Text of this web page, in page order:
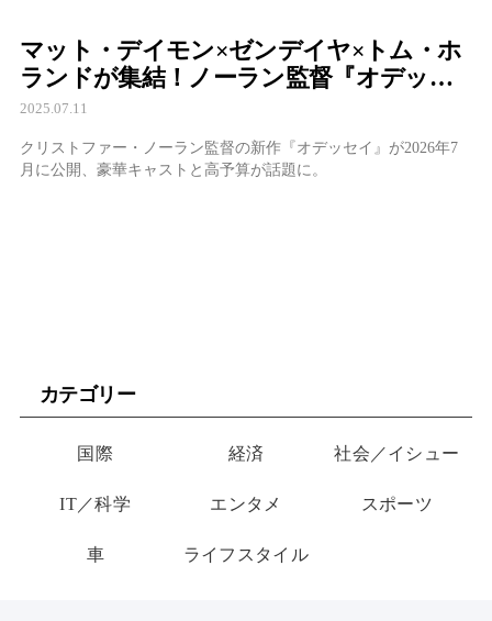
マット・デイモン×ゼンデイヤ×トム・ホ
ランドが集結！ノーラン監督『オデッセ
イ』の豪華キャストとR18+レイティング
2025.07.11
クリストファー・ノーラン監督の新作『オデッセイ』が2026年7
月に公開、豪華キャストと高予算が話題に。
カテゴリー
国際 経済 社会／イシュー
IT／科学 エンタメ スポーツ
車 ライフスタイル